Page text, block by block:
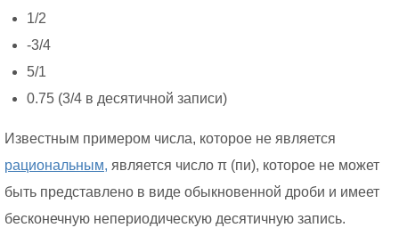
1/2
-3/4
5/1
0.75 (3/4 в десятичной записи)
Известным примером числа, которое не является
рациональным, является число π (пи), которое не может
быть представлено в виде обыкновенной дроби и имеет
бесконечную непериодическую десятичную запись.